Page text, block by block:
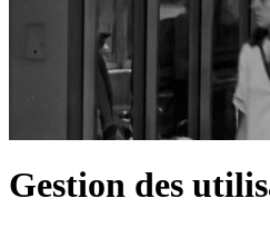
Gestion des